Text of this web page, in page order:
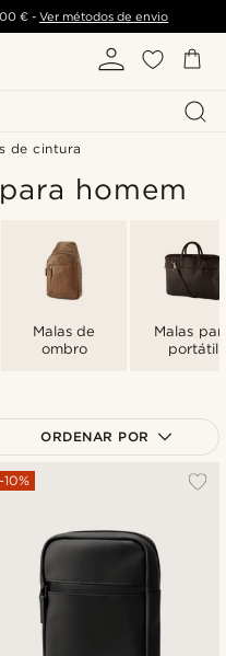
€- Ver métodos de envio
de cintura
homem
Malas de
ombro
Malas
portátil
ORDENAR POR
Mais vendidos
Preço mais baixo
Preço mais alto
-10%